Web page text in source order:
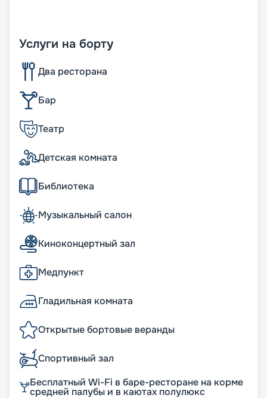
Услуги на борту
Два ресторана
Бар
Театр
Детская комната
Библиотека
Музыкальный салон
Киноконцертный зал
Медпункт
Гладильная комната
Открытые бортовые веранды
Спортивный зал
Бесплатный Wi-Fi в баре-ресторане на корме
средней палубы и в каютах полулюкс